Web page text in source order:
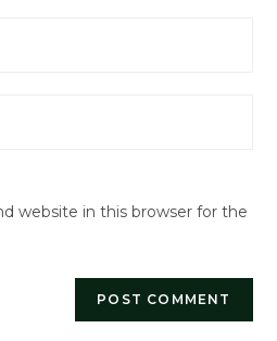
website in this browser for the